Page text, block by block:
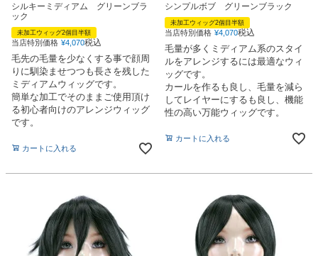
シルキーミディアム グリーンブラ
ック
未加工ウィッグ2個目半額
当店特別価格 ¥4,070税込
毛先の毛量を少なくする事で顔周
りに馴染ませつつも長さを残した
ミディアムウィッグです。
簡単な加工でそのままご使用頂け
る初心者向けのアレンジウィッグ
です。
カートに入れる
シンプルボブ グリーンブラック
未加工ウィッグ2個目半額
当店特別価格 ¥4,070税込
毛量が多くミディアム系のスタイ
ルをアレンジするには最適なウィ
ッグです。
カールを作るも良し、毛量を減ら
してレイヤーにするも良し、機能
性の高い万能ウィッグです。
カートに入れる